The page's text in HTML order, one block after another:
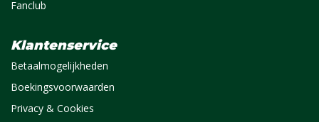
Fanclub
Klantenservice
Betaalmogelijkheden
Boekingsvoorwaarden
Privacy & Cookies